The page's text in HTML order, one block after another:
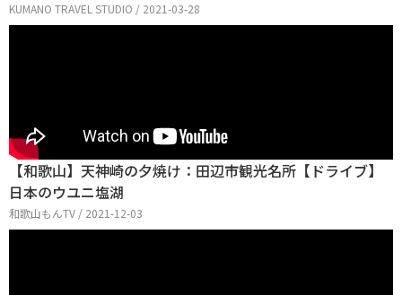
KUMANO TRAVEL STUDIO / 2021-03-28
【和歌山】天神崎の夕焼け：田辺市観光名所【ドライブ】
日本のウユニ塩湖
和歌山もんTV / 2021-12-03